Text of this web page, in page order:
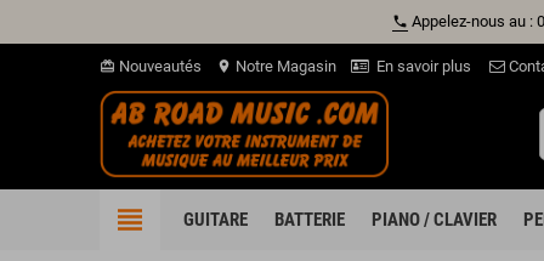
phone Appelez-nous au :
card_giftcard Nouveautés location_on Notre Magasin En savoir plus
view_headline GUITARE BATTERIE PIANO / CLAVIER